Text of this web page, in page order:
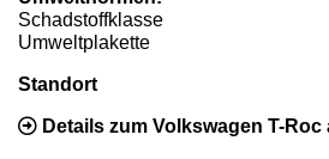
Schadstoffklasse
Umweltplakette
Standort
Details zum Volkswagen T-Roc